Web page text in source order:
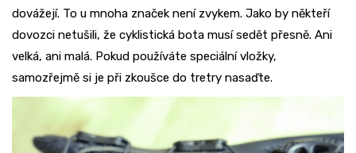
dovážejí. To u mnoha značek není zvykem. Jako by někteří
dovozci netušili, že cyklistická bota musí sedět přesně. Ani
velká, ani malá. Pokud používáte speciální vložky,
samozřejmě si je při zkoušce do tretry nasaďte.